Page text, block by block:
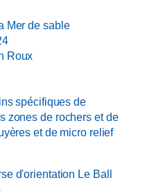
Mer de sable
Roux
spécifiques de
zones de rochers et de
et de micro relief